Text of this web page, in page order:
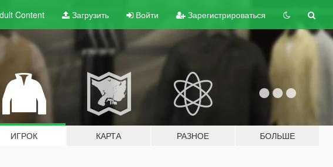
Content Загрузить Войти Зарегистрироваться
ИГРОК КАРТА РАЗНОЕ БОЛЬШЕ